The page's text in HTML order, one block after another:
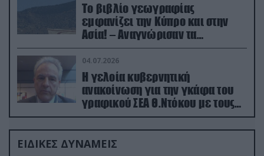
Το βιβλίο γεωγραφίας
εμφανίζει την Κύπρο και στην
Ασία! – Αναγνώρισαν τα
κατεχόμενα; (φωτο)
04.07.2026
Η γελοία κυβερνητική
ανακοίνωση για την γκάφα του
γραφικού ΣΕΑ Θ.Ντόκου με τους
Ρώσους φαρσέρ
ΕΙΔΙΚΕΣ ΔΥΝΑΜΕΙΣ